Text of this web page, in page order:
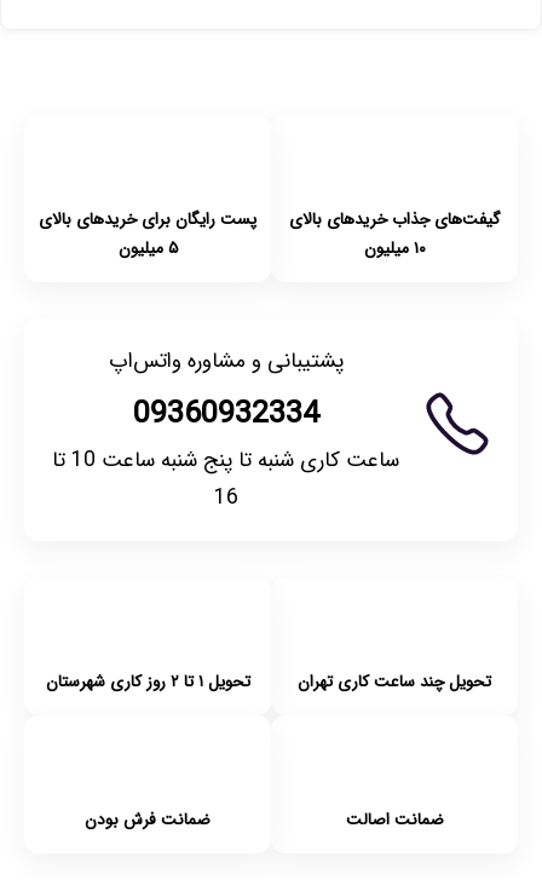
گیفت‌های جذاب خریدهای بالای
۱۰ میلیون
پست رایگان برای خریدهای بالای
۵ میلیون
پشتیبانی و مشاوره واتس‌اپ
09360932334
ساعت کاری شنبه تا پنج شنبه ساعت 10 تا
16
تحویل چند ساعت کاری تهران تحویل ۱ تا ۲ روز کاری شهرستان
ضمانت اصالت ضمانت فرش بودن